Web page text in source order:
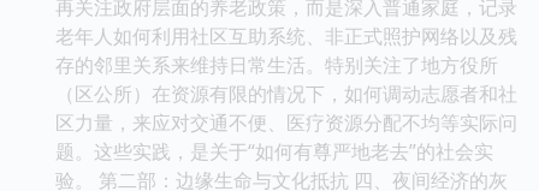
再关注政府层面的养老政策，而是深入普通家庭，记录
老年人如何利用社区互助系统、非正式照护网络以及残
存的邻里关系来维持日常生活。特别关注了地方役所
（区公所）在资源有限的情况下，如何调动志愿者和社
区力量，来应对交通不便、医疗资源分配不均等实际问
题。这些实践，是关于“如何有尊严地老去”的社会实
验。 第二部：边缘生命与文化抵抗 四、夜间经济的灰